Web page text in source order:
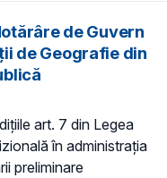
de Guvern
de Geografie din
art. 7 din Legea
în administraţia
preliminare